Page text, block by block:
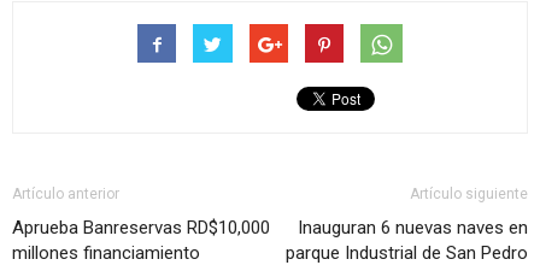
Artículo anterior
Aprueba Banreservas RD$10,000
millones financiamiento
Artículo siguiente
Inauguran 6 nuevas naves en
parque Industrial de San Pedro